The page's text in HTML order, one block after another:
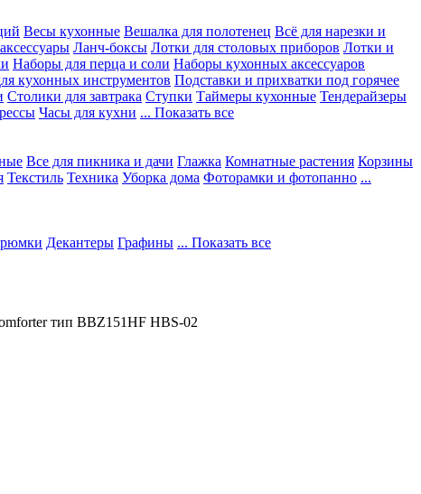
Весы кухонные Вешалка для полотенец Всё для нарезки и
Ланч-боксы Лотки для столовых приборов Лотки и
Наборы для перца и соли Наборы кухонных аксессуаров
кухонных инструментов Подставки и прихватки под горячее
Столики для завтрака Ступки Таймеры кухонные Тендерайзеры
Часы для кухни ... Показать все
Все для пикника и дачи Глажка Комнатные растения Корзины
Текстиль Техника Уборка дома Фоторамки и фотопанно ...
Декантеры Графины ... Показать все
тип BBZ151HF HBS-02